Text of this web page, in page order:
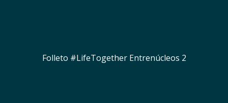
Folleto #LifeTogether Entrenúcleos 2